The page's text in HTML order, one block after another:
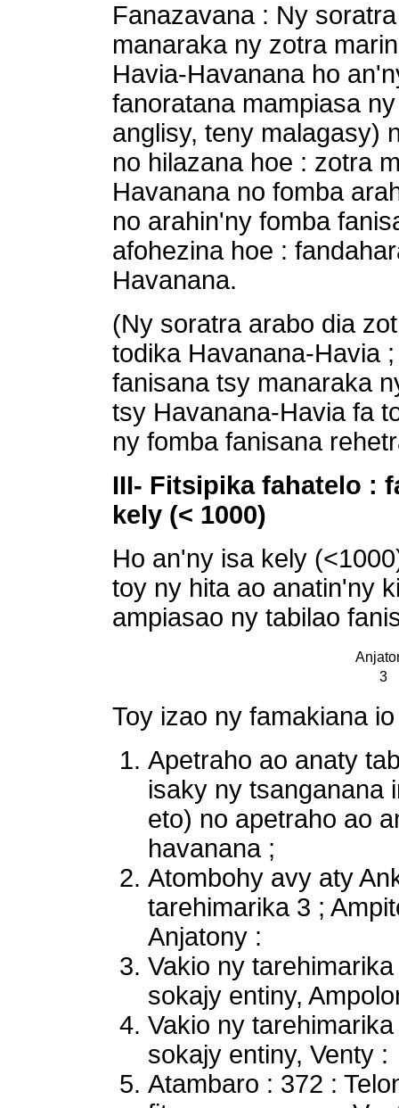
Fanazavana : Ny
manaraka ny zotra
Havia-Havanana ho
fanoratana mampiasa
anglisy, teny malagasy)
no hilazana hoe : zotra
Havanana no fomba
no arahin'ny fomba
afohezina hoe :
Havanana.
(Ny soratra arabo dia
todika Havanana-Havia
fanisana tsy manaraka
tsy Havanana-Havia fa
ny fomba fanisana
III- Fitsipika fahatelo :
kely (< 1000)
Ho an'ny isa kely
toy ny hita ao anatin'ny
ampiasao ny tabilao
3
Toy izao ny famakiana
Apetraho ao anaty
isaky ny tsanganana
eto) no apetraho ao
havanana ;
Atombohy avy aty
tarehimarika 3 ;
Anjatony :
Vakio ny
sokajy entiny,
Vakio ny
sokajy entiny, Venty :
Atambaro : 372 :